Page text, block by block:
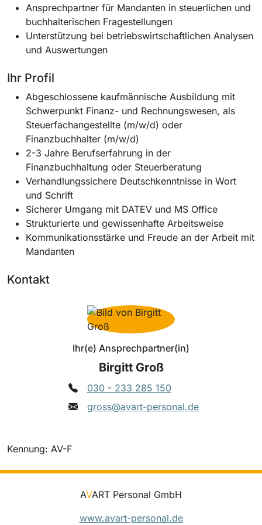
Ansprechpartner für Mandanten in steuerlichen und
buchhalterischen Fragestellungen
Unterstützung bei betriebswirtschaftlichen Analysen
und Auswertungen
Ihr Profil
Abgeschlossene kaufmännische Ausbildung mit
Schwerpunkt Finanz- und Rechnungswesen, als
Steuerfachangestellte (m/w/d) oder
Finanzbuchhalter (m/w/d)
2-3 Jahre Berufserfahrung in der
Finanzbuchhaltung oder Steuerberatung
Verhandlungssichere Deutschkenntnisse in Wort
und Schrift
Sicherer Umgang mit DATEV und MS Office
Strukturierte und gewissenhafte Arbeitsweise
Kommunikationsstärke und Freude an der Arbeit mit
Mandanten
Kontakt
Ihr(e) Ansprechpartner(in)
Birgitt Groß
030 - 233 285 150
gross@avart-personal.de
Kennung: AV-F
AVART Personal GmbH
www.avart-personal.de